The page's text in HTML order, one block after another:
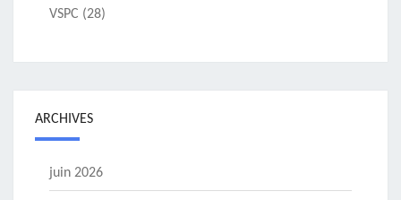
VSPC (28)
ARCHIVES
juin 2026